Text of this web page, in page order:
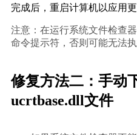
完成后，重启计算机以应用更
注意：在运行系统文件检查
命令提示符，否则可能无法
修复方法二：手动
ucrtbase.dll文件